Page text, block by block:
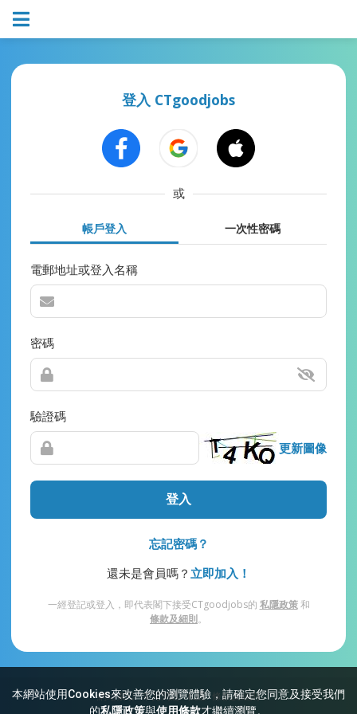
本網站使用Cookies來改善您的瀏覽體驗，請確定您同意及接受我們
的私隱政策與使用條款才繼續瀏覽。
登入 CTgoodjobs
或
帳戶登入 一次性密碼
電郵地址或登入名稱
密碼
驗證碼
更新圖像
登入
忘記密碼？
還未是會員嗎？ 立即加入！
一經登記或登入，即代表閣下接受CTgoodjobs的 私隱政策和
條款及細則。
網站索引 常見問題 私隱 條款及細則